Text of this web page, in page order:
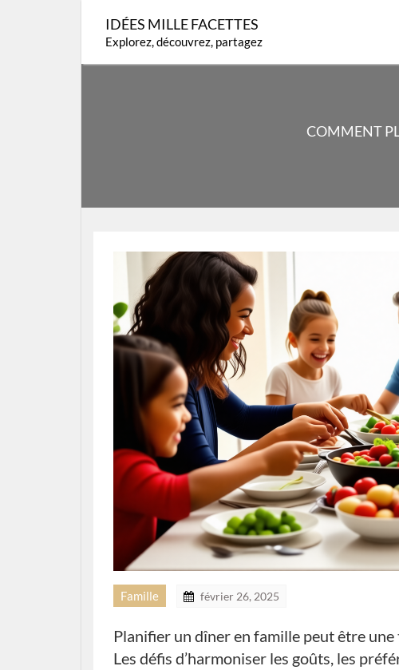
content
IDÉES MILLE FACETTES
Explorez, découvrez, partagez
COMMENT
Famille février 26, 2025
Planifier un dîner en famille peut être
Les défis d’harmoniser les goûts, les